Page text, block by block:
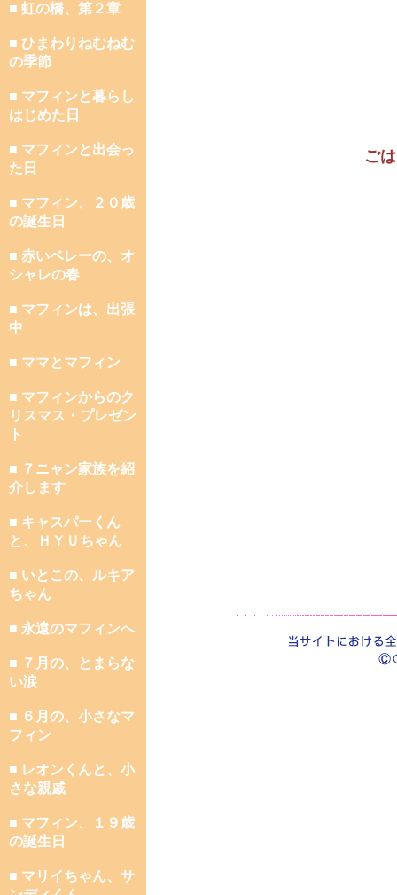
■ 虹の橋、第２章
■ ひまわりねむねむ
の季節
■ マフィンと暮らし
はじめた日
■ マフィンと出会っ
た日
■ マフィン、２０歳
の誕生日
■ 赤いベレーの、オ
シャレの春
■ マフィンは、出張
中
■ ママとマフィン
■ マフィンからのク
リスマス・プレゼン
ト
■ ７ニャン家族を紹
介します
■ キャスパーくん
と、ＨＹＵちゃん
■ いとこの、ルキア
ちゃん
■ 永遠のマフィンへ
■ ７月の、とまらな
い涙
■ ６月の、小さなマ
フィン
■ レオンくんと、小
さな親戚
■ マフィン、１９歳
の誕生日
■ マリイちゃん、サ
ご